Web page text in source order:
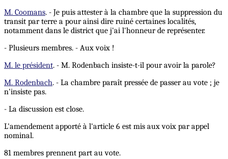
M. Coomans. - Je puis attester à la chambre que la suppression du
transit par terre a pour ainsi dire ruiné certaines localités,
notamment dans le district que j'ai l'honneur de représenter.
- Plusieurs membres. - Aux voix !
M. le président. - M. Rodenbach insiste-t-il pour avoir la parole?
M. Rodenbach. - La chambre paraît pressée de passer au vote ; je
n'insiste pas.
- La discussion est close.
L'amendement apporté à l'article 6 est mis aux voix par appel
nominal.
81 membres prennent part au vote.